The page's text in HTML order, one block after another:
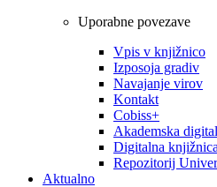
Uporabne povezave
Vpis v knjižnico
Izposoja gradiv
Navajanje virov
Kontakt
Cobiss+
Akademska
Digitalna
Repozitorij
Aktualno